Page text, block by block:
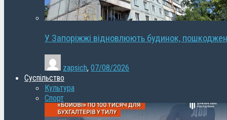
У Запоріжжі відновлюють будинок,
zapsich, 07/08/2026
Суспільство
Культура
Спорт